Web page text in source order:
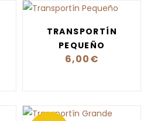
TRANSPORTÍN
PEQUEÑO
6,00€